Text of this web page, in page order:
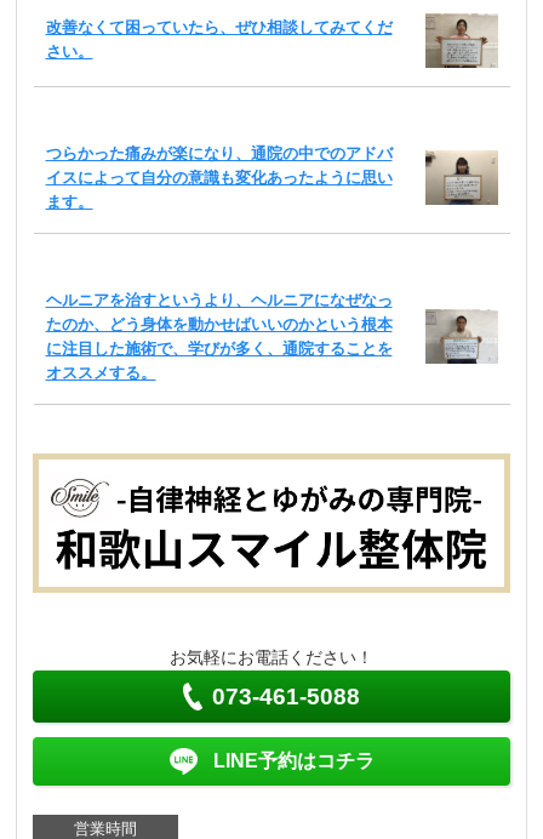
改善なくて困っていたら、ぜひ相談してみてくだ
さい。
つらかった痛みが楽になり、通院の中でのアドバ
イスによって自分の意識も変化あったように思い
ます。
ヘルニアを治すというより、ヘルニアになぜなっ
たのか、どう身体を動かせばいいのかという根本
に注目した施術で、学びが多く、通院することを
オススメする。
お気軽にお電話ください！
073-461-5088
LINE予約はコチラ
営業時間